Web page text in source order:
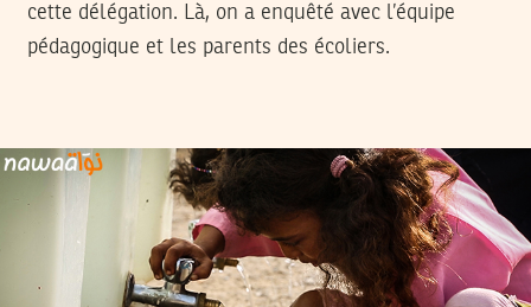
cette délégation. Là, on a enquêté avec l’équipe
pédagogique et les parents des écoliers.